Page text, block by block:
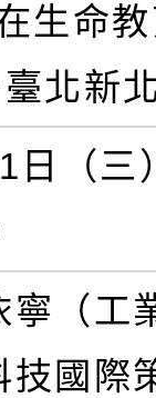
生命
北新
日（三
寧（工
技國際